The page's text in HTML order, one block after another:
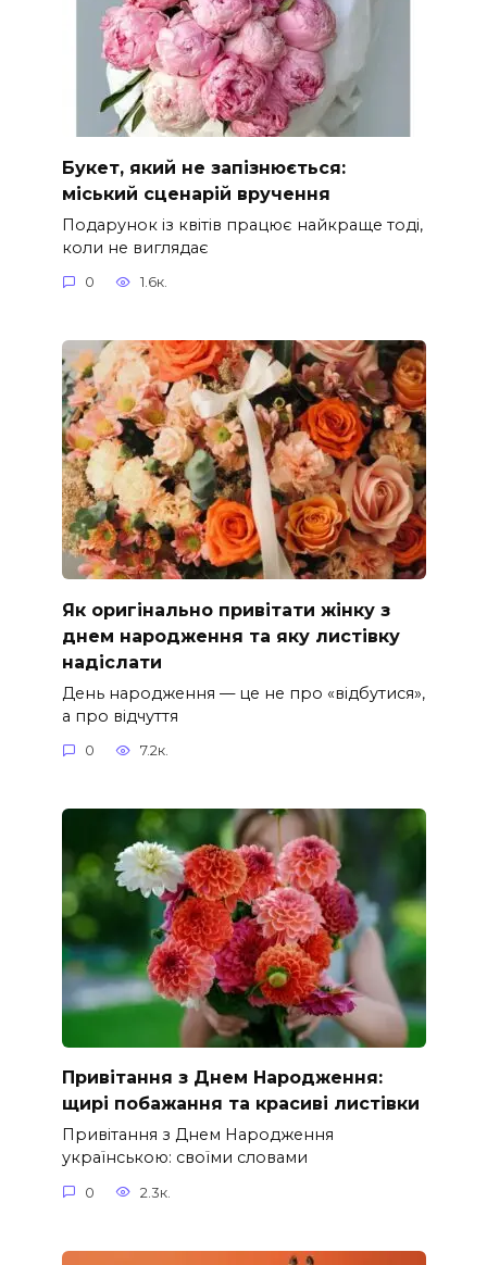
Букет, який не запізнюється:
міський сценарій вручення
Подарунок із квітів працює найкраще тоді,
коли не виглядає
0 1.6к.
Як оригінально привітати жінку з
днем народження та яку листівку
надіслати
День народження — це не про «відбутися»,
а про відчуття
0 7.2к.
Привітання з Днем Народження:
щирі побажання та красиві листівки
Привітання з Днем Народження
українською: своїми словами
0 2.3к.